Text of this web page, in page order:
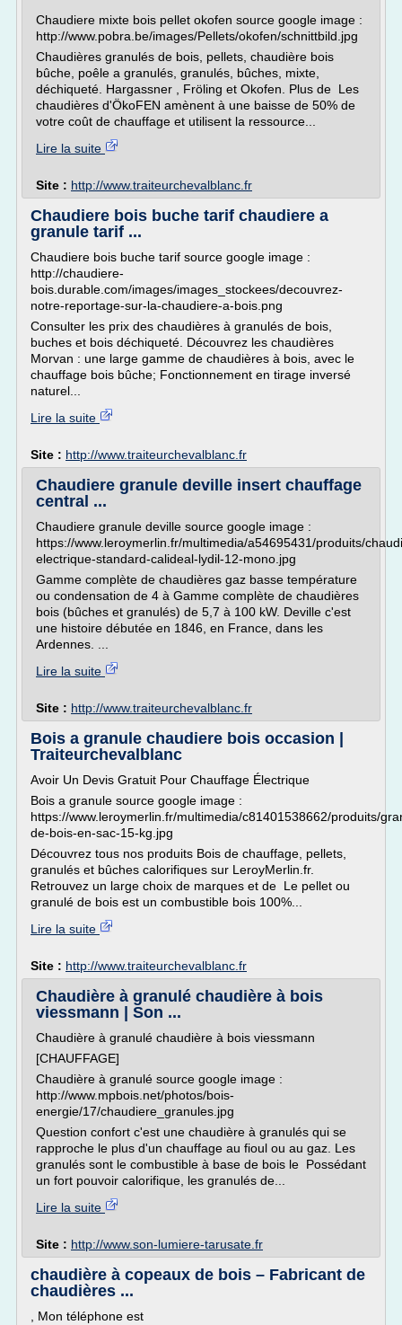
Chaudiere mixte bois pellet okofen source google image :
http://www.pobra.be/images/Pellets/okofen/schnittbild.jpg
Chaudières granulés de bois, pellets, chaudière bois
bûche, poêle a granulés, granulés, bûches, mixte,
déchiqueté. Hargassner , Fröling et Okofen. Plus de Les
chaudières d'ÖkoFEN amènent à une baisse de 50% de
votre coût de chauffage et utilisent la ressource...
Lire la suite
Site : http://www.traiteurchevalblanc.fr
Chaudiere bois buche tarif chaudiere a
granule tarif ...
Chaudiere bois buche tarif source google image :
http://chaudiere-
bois.durable.com/images/images_stockees/decouvrez-
notre-reportage-sur-la-chaudiere-a-bois.png
Consulter les prix des chaudières à granulés de bois,
buches et bois déchiqueté. Découvrez les chaudières
Morvan : une large gamme de chaudières à bois, avec le
chauffage bois bûche; Fonctionnement en tirage inversé
naturel...
Lire la suite
Site : http://www.traiteurchevalblanc.fr
Chaudiere granule deville insert chauffage
central ...
Chaudiere granule deville source google image :
https://www.leroymerlin.fr/multimedia/a54695431/produits/
electrique-standard-calideal-lydil-12-mono.jpg
Gamme complète de chaudières gaz basse température
ou condensation de 4 à Gamme complète de chaudières
bois (bûches et granulés) de 5,7 à 100 kW. Deville c'est
une histoire débutée en 1846, en France, dans les
Ardennes. ...
Lire la suite
Site : http://www.traiteurchevalblanc.fr
Bois a granule chaudiere bois occasion |
Traiteurchevalblanc
Avoir Un Devis Gratuit Pour Chauffage Électrique
Bois a granule source google image :
https://www.leroymerlin.fr/multimedia/c81401538662/produits/
de-bois-en-sac-15-kg.jpg
Découvrez tous nos produits Bois de chauffage, pellets,
granulés et bûches calorifiques sur LeroyMerlin.fr.
Retrouvez un large choix de marques et de Le pellet ou
granulé de bois est un combustible bois 100%...
Lire la suite
Site : http://www.traiteurchevalblanc.fr
Chaudière à granulé chaudière à bois
viessmann | Son ...
Chaudière à granulé chaudière à bois viessmann
[CHAUFFAGE]
Chaudière à granulé source google image :
http://www.mpbois.net/photos/bois-
energie/17/chaudiere_granules.jpg
Question confort c'est une chaudière à granulés qui se
rapproche le plus d'un chauffage au fioul ou au gaz. Les
granulés sont le combustible à base de bois le Possédant
un fort pouvoir calorifique, les granulés de...
Lire la suite
Site : http://www.son-lumiere-tarusate.fr
chaudière à copeaux de bois – Fabricant de
chaudières ...
, Mon téléphone est